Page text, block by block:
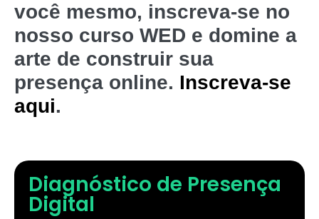
você mesmo, inscreva-se no
nosso curso WED e domine a
arte de construir sua
presença online. Inscreva-se
aqui.
Diagnóstico de Presença
Digital